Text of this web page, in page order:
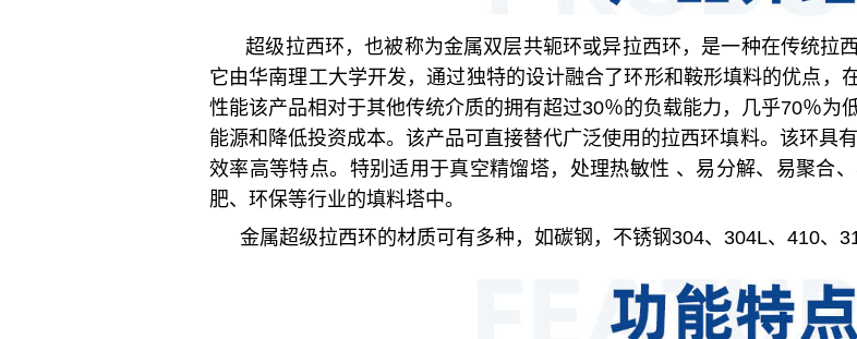
超级拉西环，也被称为金属双层共轭环或异拉西环，是一种在传统拉
它由华南理工大学开发，通过独特的设计融合了环形和鞍形填料的优点，
性能该产品相对于其他传统介质的拥有超过30％的负载能力，几乎70％为
能源和降低投资成本。该产品可直接替代广泛使用的拉西环填料。该环具
效率高等特点。特别适用于真空精馏塔，处理热敏性 、易分解、易聚合
肥、环保等行业的填料塔中。
金属超级拉西环的材质可有多种，如碳钢，不锈钢304、304L、410、